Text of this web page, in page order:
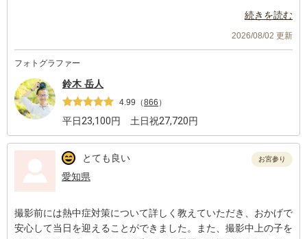
続きを読む
2026/08/02 更新
フォトグラファー
鈴木 岳人
4.99 （866 ）
平日23,100円 土日祝27,720円
とても良い
愛知県
お宮参り
撮影前には熱中症対策について詳しく教えていただき、おかげで
安心して当日を迎えることができました。また、撮影中上の子を